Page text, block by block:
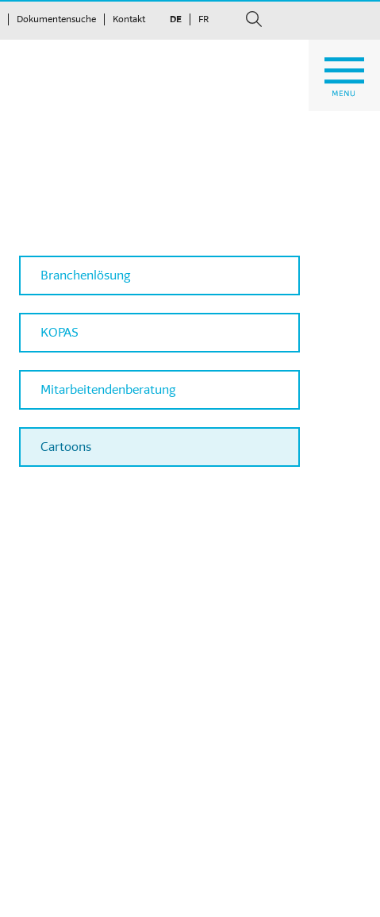
Dokumentensuche Kontakt DE FR
Branchenlösung
KOPAS
Mitarbeitendenberatung
Cartoons